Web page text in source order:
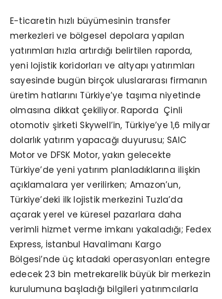
E-ticaretin hızlı büyümesinin transfer
merkezleri ve bölgesel depolara yapılan
yatırımları hızla artırdığı belirtilen raporda,
yeni lojistik koridorları ve altyapı yatırımları
sayesinde bugün birçok uluslararası firmanın
üretim hatlarını Türkiye’ye taşıma niyetinde
olmasına dikkat çekiliyor. Raporda Çinli
otomotiv şirketi Skywell’in, Türkiye’ye 1,6 milyar
dolarlık yatırım yapacağı duyurusu; SAIC
Motor ve DFSK Motor, yakın gelecekte
Türkiye’de yeni yatırım planladıklarına ilişkin
açıklamalara yer verilirken; Amazon’un,
Türkiye’deki ilk lojistik merkezini Tuzla’da
açarak yerel ve küresel pazarlara daha
verimli hizmet verme imkanı yakaladığı; Fedex
Express, İstanbul Havalimanı Kargo
Bölgesi’nde üç kıtadaki operasyonları entegre
edecek 23 bin metrekarelik büyük bir merkezin
kurulumuna başladığı bilgileri yatırımcılarla